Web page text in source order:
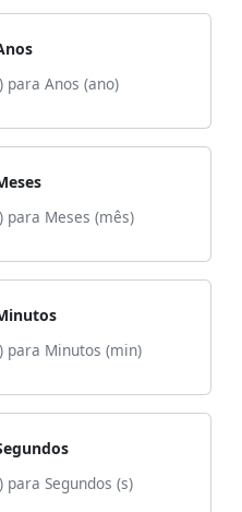
para Anos (ano)
para Meses (mês)
para Minutos (min)
Segundos (s)